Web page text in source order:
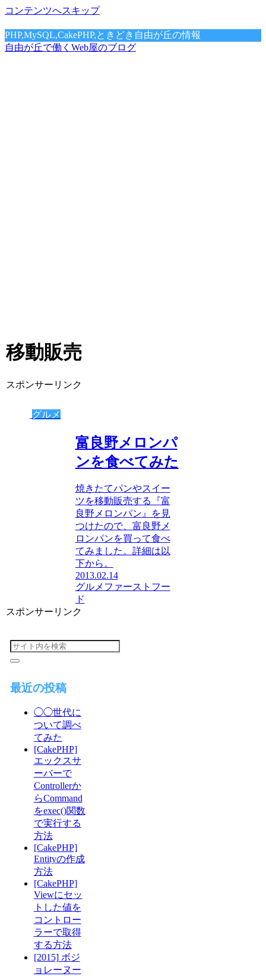
コンテンツへスキップ
PHP,MySQL,CakePHP,ときどき自由が丘の情報
自由が丘で働くWeb屋のブログ
移動販売
スポンサーリンク
グルメ
富良野メロンパ
ンを食べてみた
焼きたてパンやスイー
ツを移動販売する『富
良野メロンパン』を見
つけたので、富良野メ
ロンパンを買って食べ
てみました。詳細は以
下から。
2013.02.14
グルメ ファーストフー
ド
スポンサーリンク
最近の投稿
◯◯世代に
ついて調べ
てみた
[CakePHP]
エックスサ
ーバーで
Controllerか
らCommand
をexec()関数
で実行する
方法
[CakePHP]
Entityの作成
方法
[CakePHP]
Viewにセッ
トした値を
コントロー
ラーで取得
する方法
[2015] ボジ
ョレーヌー